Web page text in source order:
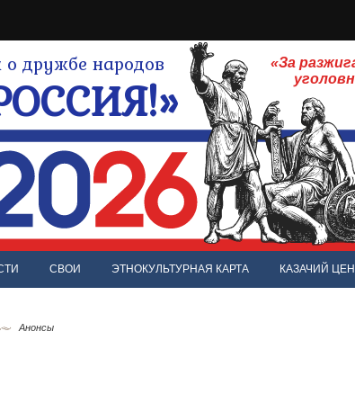
дружбе народов
«За
СВОИ ЭТНОКУЛЬТУРНАЯ КАРТА КАЗАЧИЙ
Анонсы